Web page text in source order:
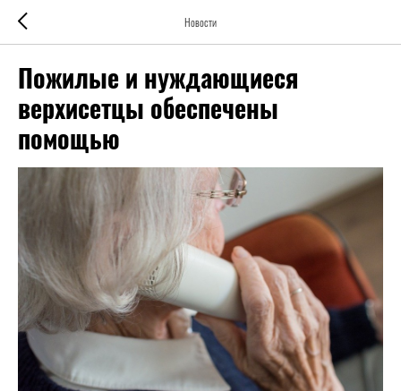
Новости
Пожилые и нуждающиеся
верхисетцы обеспечены
помощью